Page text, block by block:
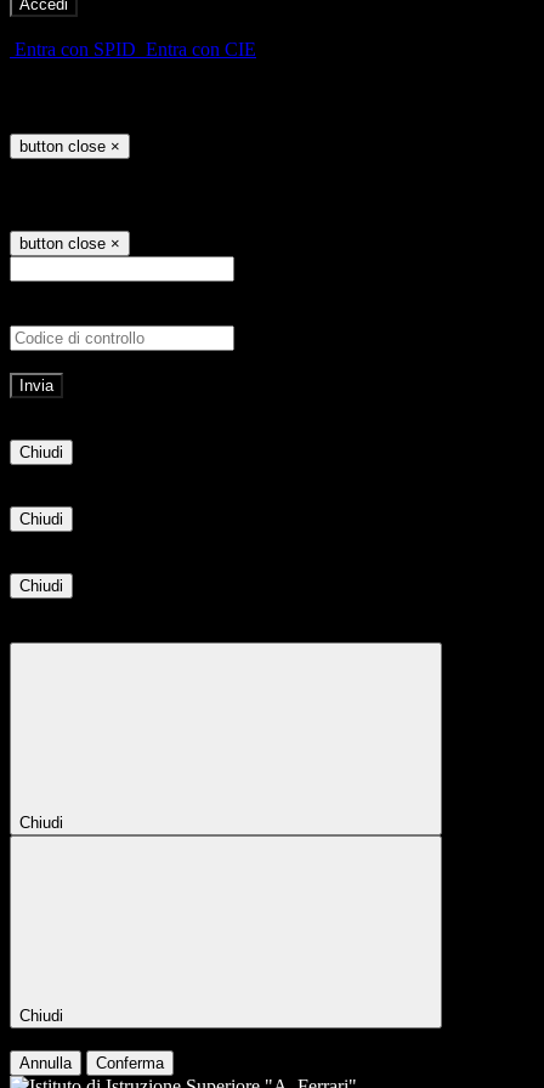
Entra con SPID Entra con CIE
button close ×
button close ×
Chiudi
Chiudi
Chiudi
Chiudi
Chiudi
Annulla Conferma